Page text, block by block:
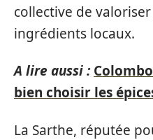
collective de
ingrédients locaux.
A lire aussi :
bien choisir les
La Sarthe, réputée